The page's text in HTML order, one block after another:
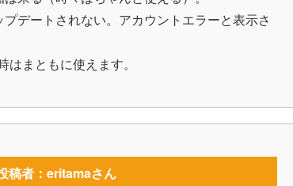
デートされない。アカウントエラーと表示さ
まともに使えます。
稿者：eritamaさん